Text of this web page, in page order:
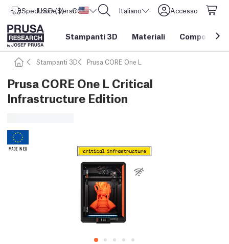
Spedizione verso Stati Uniti d'America
USD ($) CORE One L: Ora disponibile! Italiano Accesso
Stampanti 3D Materiali Componenti
Stampanti 3D Prusa CORE One L
Prusa CORE One L Critical
Infrastructure Edition